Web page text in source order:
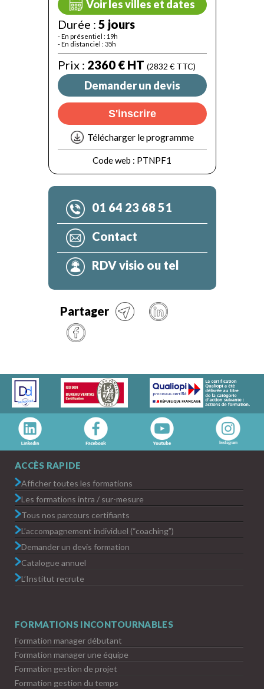
Voir les villes et dates
Durée : 5 jours
- En présentiel : 19h
- En distanciel : 35h
Prix : 2360 € HT (2832 € TTC)
Demander un devis
S'inscrire
Télécharger le programme
Code web : PTNPF1
01 64 23 68 51
Contact
RDV visio ou tel
Partager
ACCÈS RAPIDE
Afficher toutes les formations
Les formations intra / sur-mesure
Tous nos parcours certifiants
L’accompagnement individuel (“coaching”)
Demander un devis formation
Catalogue annuel
L’Institut recrute
FORMATIONS INCONTOURNABLES
Formation manager débutant
Formation manager une équipe
Formation gestion de projet
Formation gestion du temps